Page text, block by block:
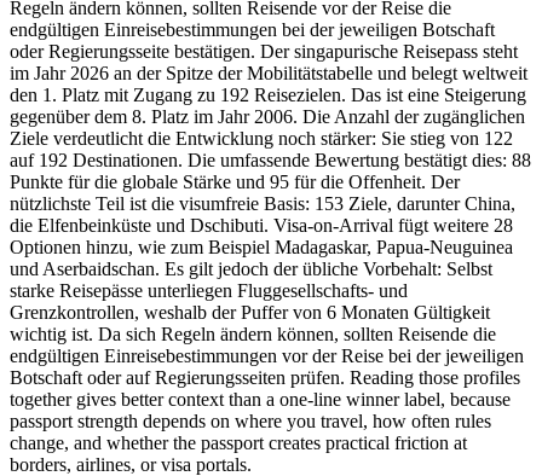
Regeln ändern können, sollten Reisende vor der Reise die
endgültigen Einreisebestimmungen bei der jeweiligen Botschaft
oder Regierungsseite bestätigen. Der singapurische Reisepass steht
im Jahr 2026 an der Spitze der Mobilitätstabelle und belegt weltweit
den 1. Platz mit Zugang zu 192 Reisezielen. Das ist eine Steigerung
gegenüber dem 8. Platz im Jahr 2006. Die Anzahl der zugänglichen
Ziele verdeutlicht die Entwicklung noch stärker: Sie stieg von 122
auf 192 Destinationen. Die umfassende Bewertung bestätigt dies: 88
Punkte für die globale Stärke und 95 für die Offenheit. Der
nützlichste Teil ist die visumfreie Basis: 153 Ziele, darunter China,
die Elfenbeinküste und Dschibuti. Visa-on-Arrival fügt weitere 28
Optionen hinzu, wie zum Beispiel Madagaskar, Papua-Neuguinea
und Aserbaidschan. Es gilt jedoch der übliche Vorbehalt: Selbst
starke Reisepässe unterliegen Fluggesellschafts- und
Grenzkontrollen, weshalb der Puffer von 6 Monaten Gültigkeit
wichtig ist. Da sich Regeln ändern können, sollten Reisende die
endgültigen Einreisebestimmungen vor der Reise bei der jeweiligen
Botschaft oder auf Regierungsseiten prüfen. Reading those profiles
together gives better context than a one-line winner label, because
passport strength depends on where you travel, how often rules
change, and whether the passport creates practical friction at
borders, airlines, or visa portals.